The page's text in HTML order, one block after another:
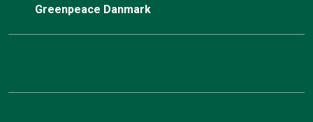
Greenpeace Danmark